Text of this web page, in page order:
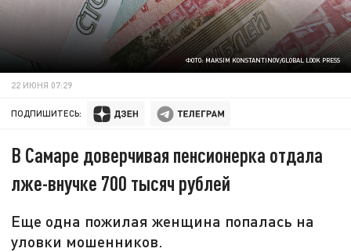
ФОТО: MAKSIM KONSTANTINOV/GLOBAL LOOK PRESS
22 ИЮНЯ 07:29
ПОДПИШИТЕСЬ:
В Самаре доверчивая пенсионерка отдала
лже-внучке 700 тысяч рублей
Еще одна пожилая женщина попалась на
уловки мошенников.